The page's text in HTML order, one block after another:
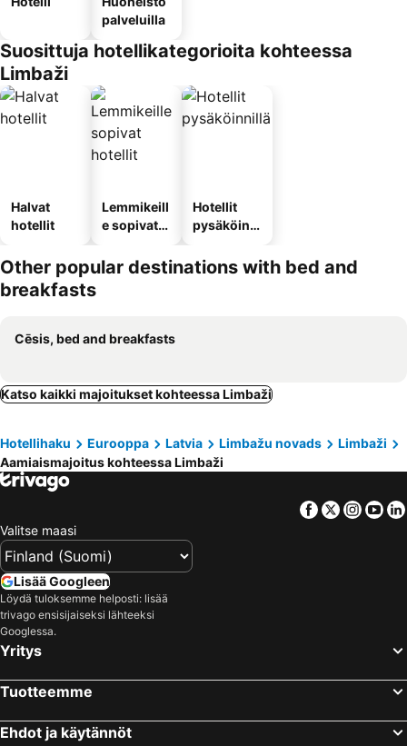
palveluilla
Suosittuja hotellikategorioita kohteessa
Limbaži
Halvat
hotellit
Lemmikeill
e sopivat
Hotellit
pysäköinni
Other popular destinations with bed and
breakfasts
Cēsis, bed and breakfasts
Katso kaikki majoitukset kohteessa Limbaži
Hotellihaku Eurooppa Latvia Limbažu novads
Limbaži
Aamiaismajoitus kohteessa Limbaži
Facebook
Twitter
Valitse maasi
Lisää Googleen
Löydä tuloksemme helposti: lisää
trivago ensisijaiseksi lähteeksi
Googlessa.
Yritys
Tuotteemme
Ehdot ja käytännöt